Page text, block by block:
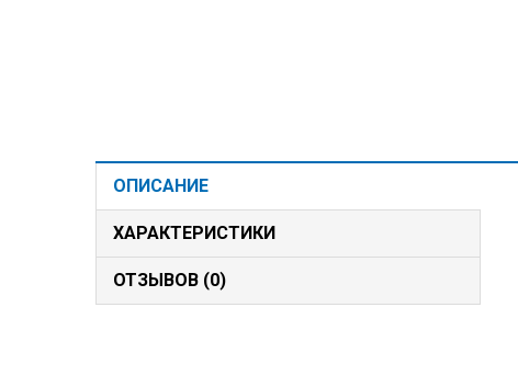
ОПИСАНИЕ
ХАРАКТЕРИСТИКИ
ОТЗЫВОВ (0)